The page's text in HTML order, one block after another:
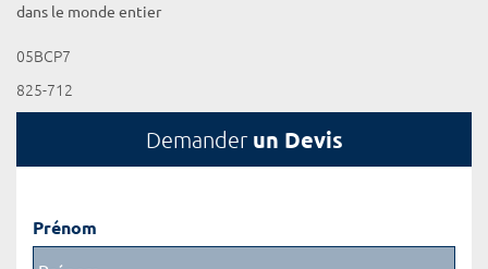
dans le monde entier
05BCP7
825-712
Demander un Devis
Prénom